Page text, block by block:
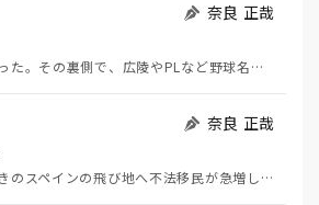
奈良 正哉
夏の甲子園が始まった。その裏側で、広陵やPLなど野球名門校（だった）の不祥事のその後について、「熱…
奈良 正哉
モロッコから地続きのスペインの飛び地へ不法移民が急増していて、当地の大問題となっている。「海を泳い…